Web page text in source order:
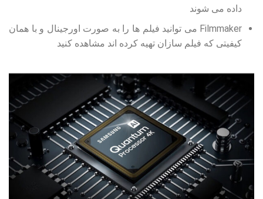
داده می شوند
Filmmaker می توانید فیلم ها را به صورت اورجینال و با همان
کیفیتی که فیلم سازان تهیه کرده اند مشاهده کنید